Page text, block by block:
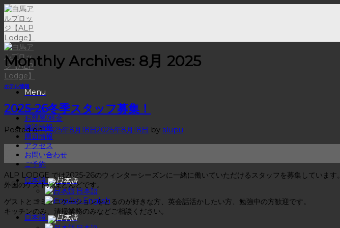
Skip
to
content
Menu
ホーム
お部屋/料金
施設情報
周辺情報
アクセス
お問い合わせ
ご予約
日本語
日本語
English
日本語
Monthly Archives: 8月 2025
ホテル情報
2025-26冬季スタッフ募集！
Posted on2025年8月18日2025年8月18日 by alupu
ALP LODGE では2025-26のウィンターシーズンに一緒に働いていただけるスタッフを募集しています。
外国のゲストがほとんどです。
ゲストとコミュニケーションをとるのが好きな方、英会話活かしたい方、勉強中の方歓迎です。
キッチンのみ、清掃業務のみなどご相談ください。